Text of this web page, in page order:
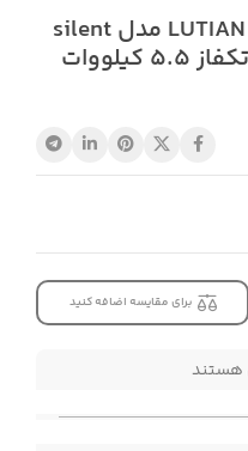
موتور برق لوتیان سایلنت LUTIAN مدل silent
LT6500ise بیصدا بنزینی تکفاز 5.5 کیلووات
برای مقایسه اضافه کنید
هستند